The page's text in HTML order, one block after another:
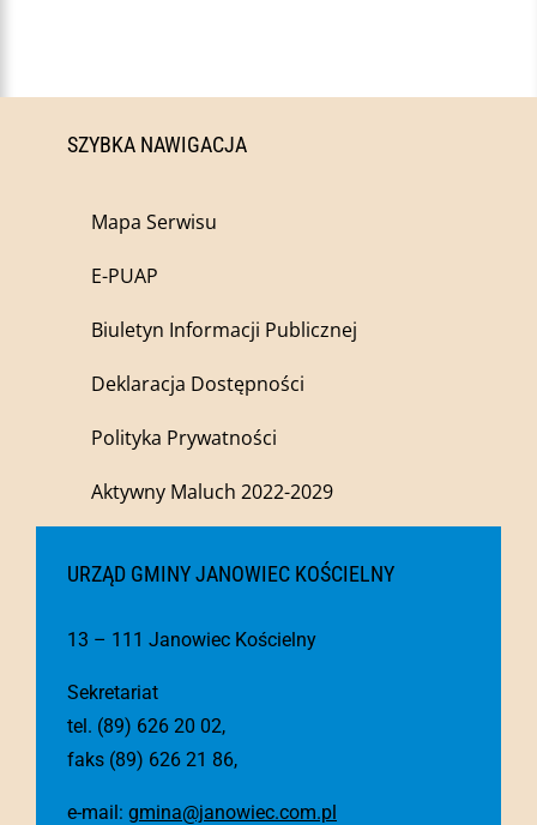
SZYBKA NAWIGACJA
Mapa Serwisu
E-PUAP
Biuletyn Informacji Publicznej
Deklaracja Dostępności
Polityka Prywatności
Aktywny Maluch 2022-2029
URZĄD GMINY JANOWIEC KOŚCIELNY
13 – 111 Janowiec Kościelny
Sekretariat
tel. (89) 626 20 02,
faks (89) 626 21 86,
e-mail: gmina@janowiec.com.pl